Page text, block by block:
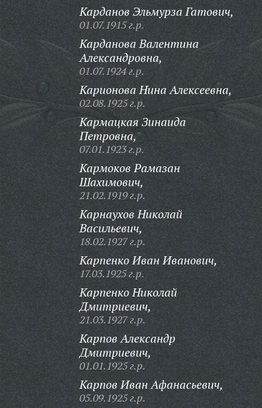
Карданов Эльмурза Гатович,
01.07.1915 г.р.
Карданова Валентина
Александровна,
01.07.1924 г.р.
Карионова Нина Алексеевна,
02.08.1925 г.р.
Кармацкая Зинаида
Петровна,
07.01.1923 г.р.
Кармоков Рамазан
Шахимович,
21.02.1919 г.р.
Карнаухов Николай
Васильевич,
18.02.1927 г.р.
Карпенко Иван Иванович,
17.03.1925 г.р.
Карпенко Николай
Дмитриевич,
21.03.1927 г.р.
Карпов Александр
Дмитриевич,
01.01.1925 г.р.
Карпов Иван Афанасьевич,
05.09.1925 г.р.